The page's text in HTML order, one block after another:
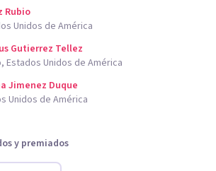
Rubio
Unidos de América
Gutierrez Tellez
Estados Unidos de América
Jimenez Duque
Unidos de América
y premiados